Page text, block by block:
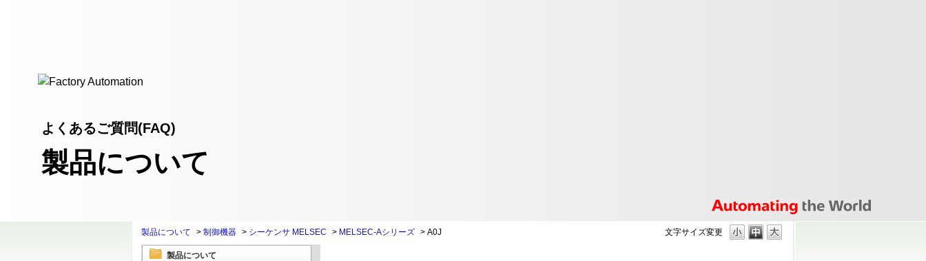
よくあるご質問(FAQ)
製品について
文字サイズ変更
製品について > 制御機器 > シーケンサ MELSEC > MELSEC-Aシリーズ > A0J
製品について